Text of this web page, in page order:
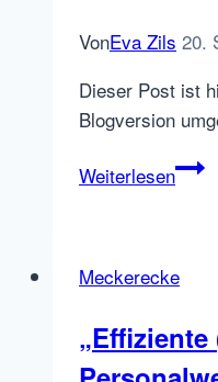
VonEva Zils 20.
Dieser Post ist
Blogversion
WeiterlesenThe
Meckerecke